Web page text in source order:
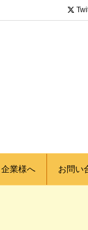
企業様へ お問い